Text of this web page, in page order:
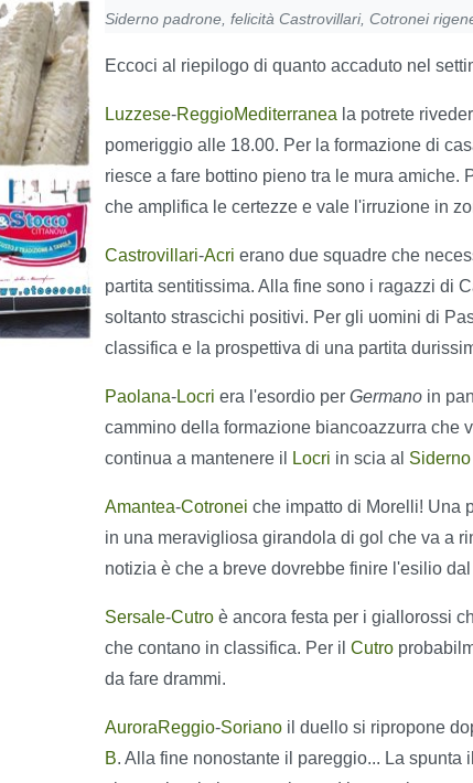
Siderno padrone, felicità Castrovillari, Cotronei
Eccoci al riepilogo di quanto accaduto nel
Luzzese-ReggioMediterranea la potrete
pomeriggio alle 18.00. Per la formazione di
riesce a fare bottino pieno tra le mura amiche.
che amplifica le certezze e vale l'irruzione in
Castrovillari-Acri erano due squadre che
partita sentitissima. Alla fine sono i ragazzi di
soltanto strascichi positivi. Per gli uomini di
classifica e la prospettiva di una partita
Paolana-Locri era l'esordio per Germano in
cammino della formazione biancoazzurra che
continua a mantenere il
Locri in scia al Siderno
Amantea-Cotronei che impatto di Morelli! Una
in una meravigliosa girandola di gol che va a
notizia è che a breve dovrebbe finire l'esilio dal
Sersale-Cutro è ancora festa per i giallorossi
che contano in classifica. Per il Cutro
da fare drammi.
AuroraReggio-Soriano il duello si ripropone
B. Alla fine nonostante il pareggio... La spunta il